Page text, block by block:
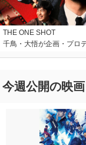
THE ONE SHOT
千鳥・大悟が企画・プロ
今週公開の映画